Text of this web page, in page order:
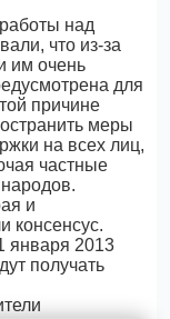
над
что из-за
им очень
для
причине
меры
на всех лиц,
частные
и
консенсус.
января 2013
получать